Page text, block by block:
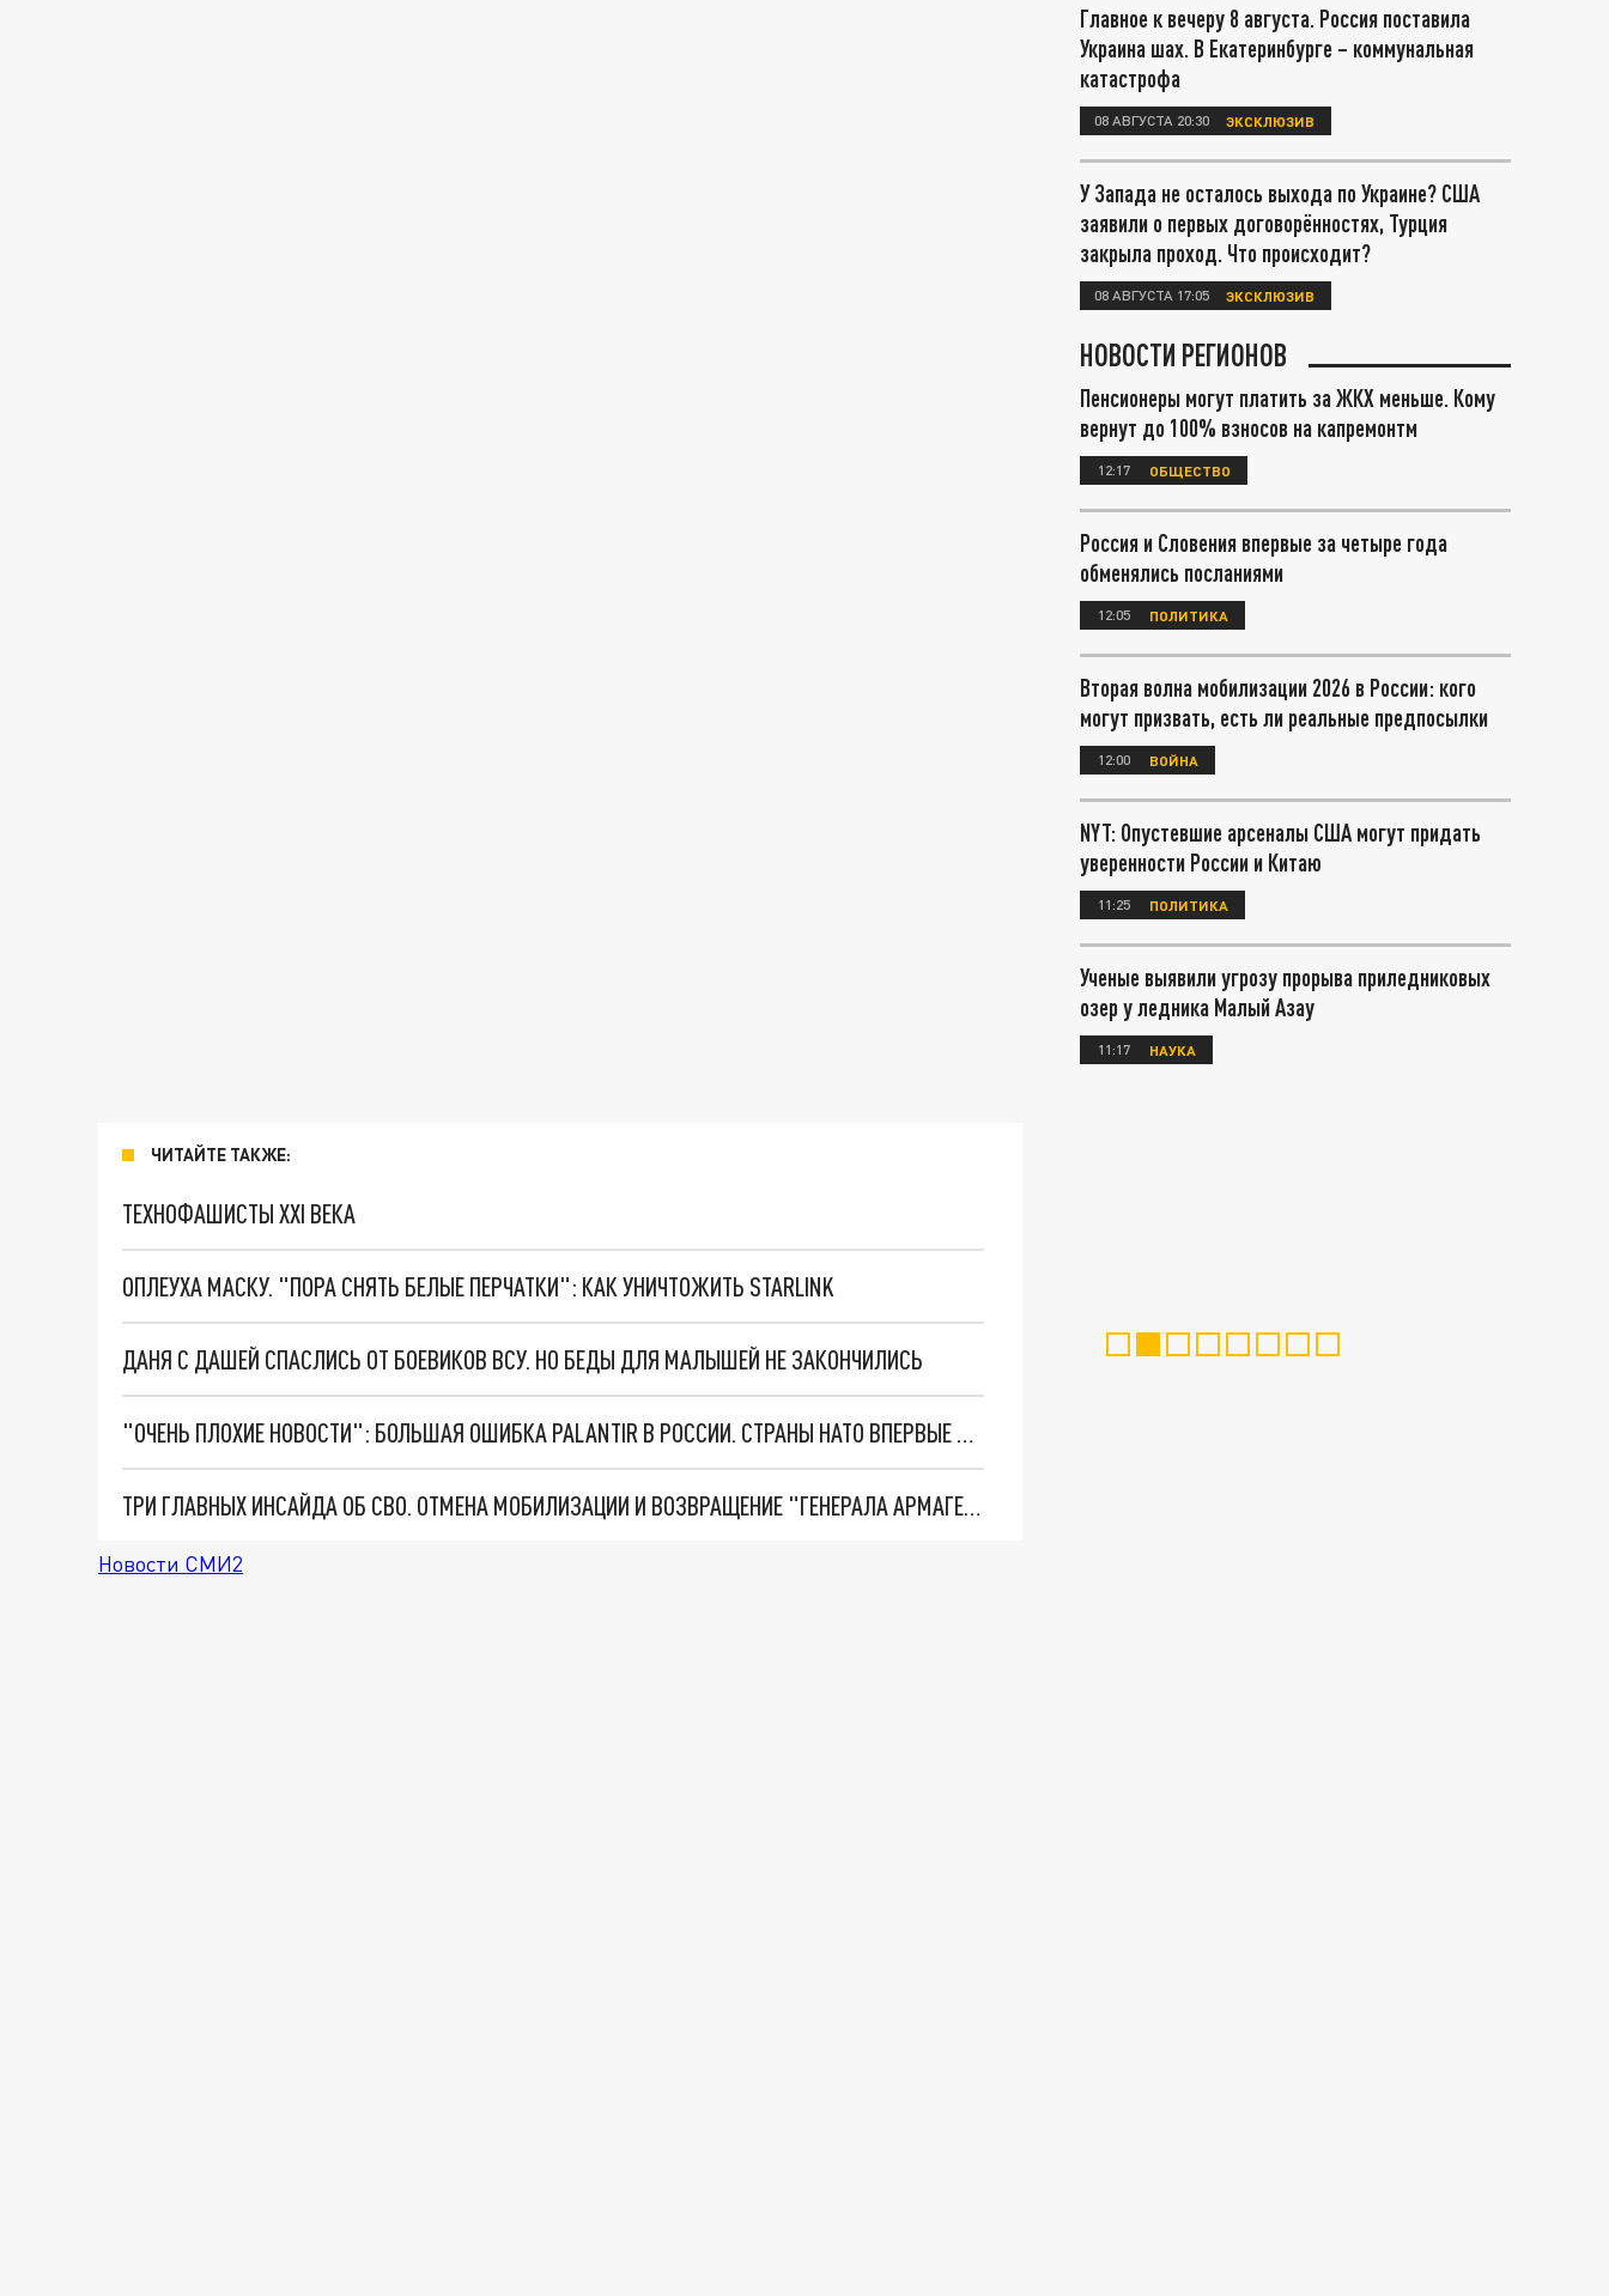
ЧИТАЙТЕ ТАКЖЕ:
ТЕХНОФАШИСТЫ XXI ВЕКА
ОПЛЕУХА МАСКУ. "ПОРА СНЯТЬ БЕЛЫЕ ПЕРЧАТКИ": КАК УНИЧТОЖИТЬ STARLINK
ДАНЯ С ДАШЕЙ СПАСЛИСЬ ОТ БОЕВИКОВ ВСУ. НО БЕДЫ ДЛЯ МАЛЫШЕЙ НЕ ЗАКОНЧИЛИСЬ
"ОЧЕНЬ ПЛОХИЕ НОВОСТИ": БОЛЬШАЯ ОШИБКА PALANTIR В РОССИИ. СТРАНЫ НАТО ВПЕРВЫЕ ЗА СВО ОСТАНОВИЛИ ПОСТАВКИ ОРУЖИЯ. ВСУ ТЕРЯЮТ ПРИГРАНИЧЬЕ?
ТРИ ГЛАВНЫХ ИНСАЙДА ОБ СВО. ОТМЕНА МОБИЛИЗАЦИИ И ВОЗВРАЩЕНИЕ "ГЕНЕРАЛА АРМАГЕДДОНА"? ОТЛИЧНЫЕ НОВОСТИ, КОТОРЫЕ ЖДАЛИ ВСЕ
Новости СМИ2
Главное к вечеру 8 августа. Россия поставила
Украина шах. В Екатеринбурге – коммунальная
катастрофа
08 АВГУСТА 20:30 ЭКСКЛЮЗИВ
У Запада не осталось выхода по Украине? США
заявили о первых договорённостях, Турция
закрыла проход. Что происходит?
08 АВГУСТА 17:05 ЭКСКЛЮЗИВ
НОВОСТИ РЕГИОНОВ
Пенсионеры могут платить за ЖКХ меньше. Кому
вернут до 100% взносов на капремонтм
12:17 ОБЩЕСТВО
Россия и Словения впервые за четыре года
обменялись посланиями
12:05 ПОЛИТИКА
Вторая волна мобилизации 2026 в России: кого
могут призвать, есть ли реальные предпосылки
12:00 ВОЙНА
NYT: Опустевшие арсеналы США могут придать
уверенности России и Китаю
11:25 ПОЛИТИКА
Ученые выявили угрозу прорыва приледниковых
озер у ледника Малый Азау
11:17 НАУКА